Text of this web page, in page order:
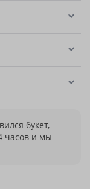
букет,
часов и мы